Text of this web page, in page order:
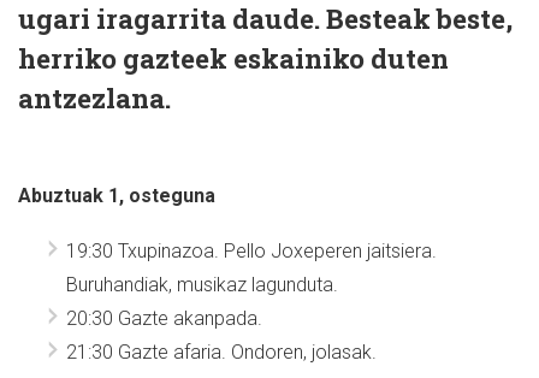
ugari iragarrita daude. Besteak beste,
herriko gazteek eskainiko duten
antzezlana.
Abuztuak 1, osteguna
19:30 Txupinazoa. Pello Joxeperen jaitsiera.
Buruhandiak, musikaz lagunduta.
20:30 Gazte akanpada.
21:30 Gazte afaria. Ondoren, jolasak.